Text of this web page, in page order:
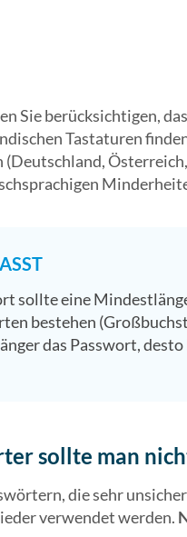
Sie berücksichtigen,
Tastaturen
(Deutschland,
sollte eine
bestehen
das Passwort,
sollte man
die sehr
verwendet werden.